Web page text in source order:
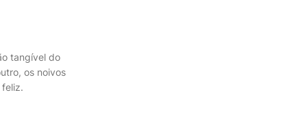
tangível do
os noivos